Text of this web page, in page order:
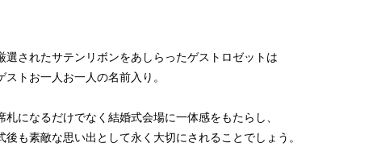
選されたサテンリボンをあしらったゲストロゼットは
ストお一人お一人の名前入り。
札になるだけでなく結婚式会場に一体感をもたらし、
後も素敵な思い出として永く大切にされることでしょう。